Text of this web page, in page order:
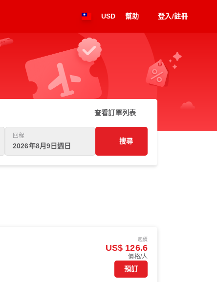
USD 幫助 登入/註冊
查看訂單列表
回程
2026年8月9日週日
搜尋
起價
US$ 126.6
價格/人
預訂